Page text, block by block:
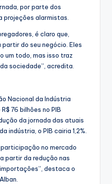
por parte dos
projeções alarmistas.
é claro que,
do seu negócio. Eles
um todo, mas isso traz
sociedade”, acredita.
Nacional da Indústria
76 bilhões no PIB
da jornada das atuais
indústria, o PIB cairia 1,2%.
no mercado
partir da redução nas
destaca o